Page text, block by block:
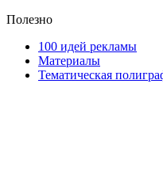
Полезно
100 идей рекламы
Материалы
Тематическая